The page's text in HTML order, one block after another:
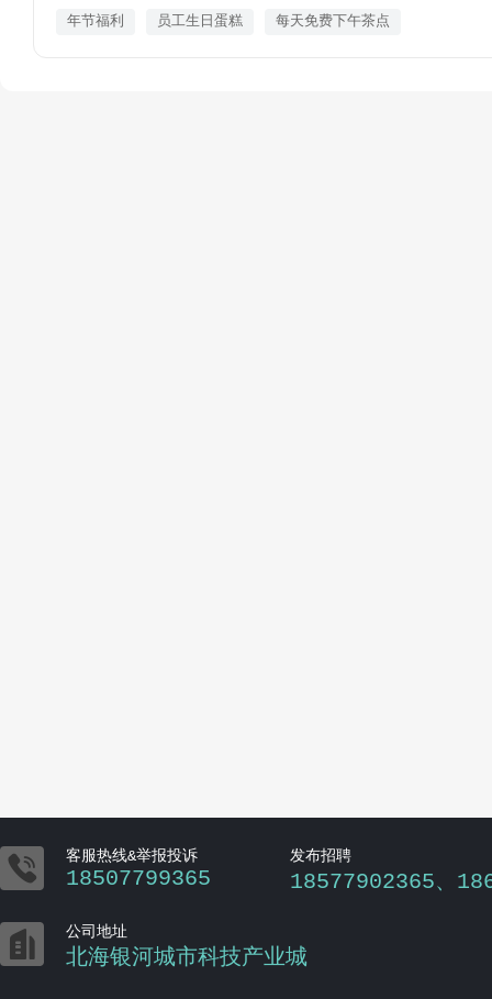
年节福利 员工生日蛋糕 每天免费下午茶点
 客服热线&举报投诉
18507799365
发布招聘
18577902365、
 公司地址
北海银河城市科技产业城